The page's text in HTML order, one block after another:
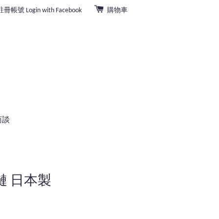
冊帳號 Login with Facebook 購物車
談
日本製